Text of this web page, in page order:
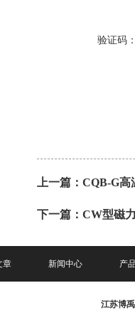
验证码
上一篇： CQB-G高
下一篇： CW型磁
章 新闻中心 产
江苏博